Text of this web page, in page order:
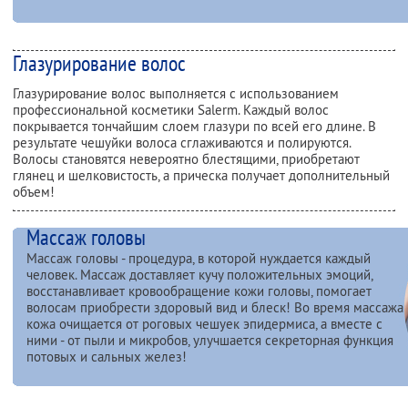
Глазурирование волос
Глазурирование волос выполняется с использованием
профессиональной косметики Salerm. Каждый волос
покрывается тончайшим слоем глазури по всей его длине. В
результате чешуйки волоса сглаживаются и полируются.
Волосы становятся невероятно блестящими, приобретают
глянец и шелковистость, а прическа получает дополнительный
объем!
Массаж головы
Массаж головы - процедура, в которой нуждается каждый
человек. Массаж доставляет кучу положительных эмоций,
восстанавливает кровообращение кожи головы, помогает
волосам приобрести здоровый вид и блеск! Во время массажа
кожа очищается от роговых чешуек эпидермиса, а вместе с
ними - от пыли и микробов, улучшается секреторная функция
потовых и сальных желез!